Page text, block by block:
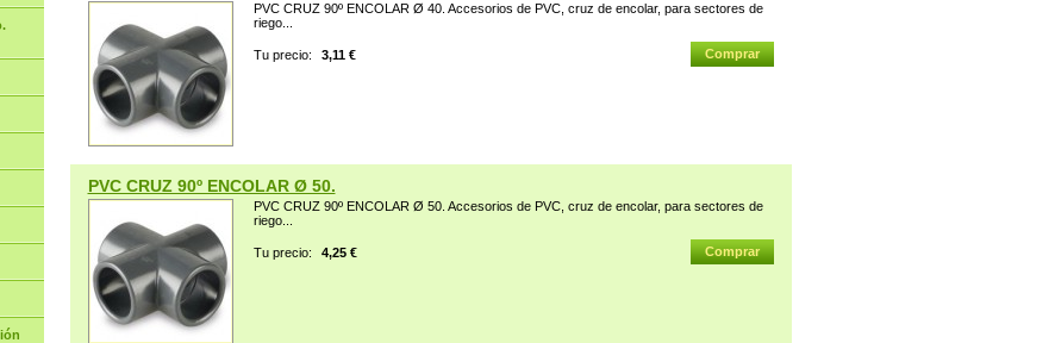
PVC CRUZ 90º ENCOLAR Ø 40. Accesorios de PVC, cruz de encolar, para sectores de
riego...
Tu precio: 3,11 €
PVC CRUZ 90º ENCOLAR Ø 50.
PVC CRUZ 90º ENCOLAR Ø 50. Accesorios de PVC, cruz de encolar, para sectores de
riego...
Tu precio: 4,25 €